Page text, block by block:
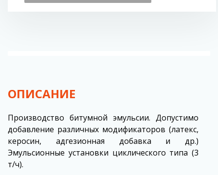
ОПИСАНИЕ
Производство битумной эмульсии. Допустимо
добавление различных модификаторов (латекс,
керосин, адгезионная добавка и др.)
Эмульсионные установки циклического типа (3
т/ч).